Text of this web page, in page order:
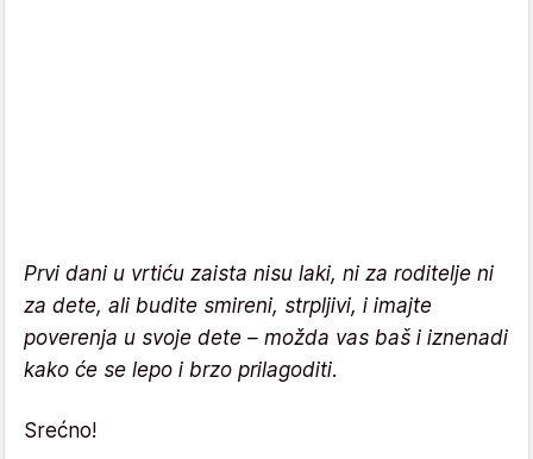
Prvi dani u vrtiću zaista nisu laki, ni za roditelje ni
za dete, ali budite smireni, strpljivi, i imajte
poverenja u svoje dete – možda vas baš i iznenadi
kako će se lepo i brzo prilagoditi.
Srećno!